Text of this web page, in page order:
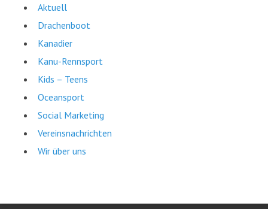
Aktuell
Drachenboot
Kanadier
Kanu-Rennsport
Kids – Teens
Oceansport
Social Marketing
Vereinsnachrichten
Wir über uns